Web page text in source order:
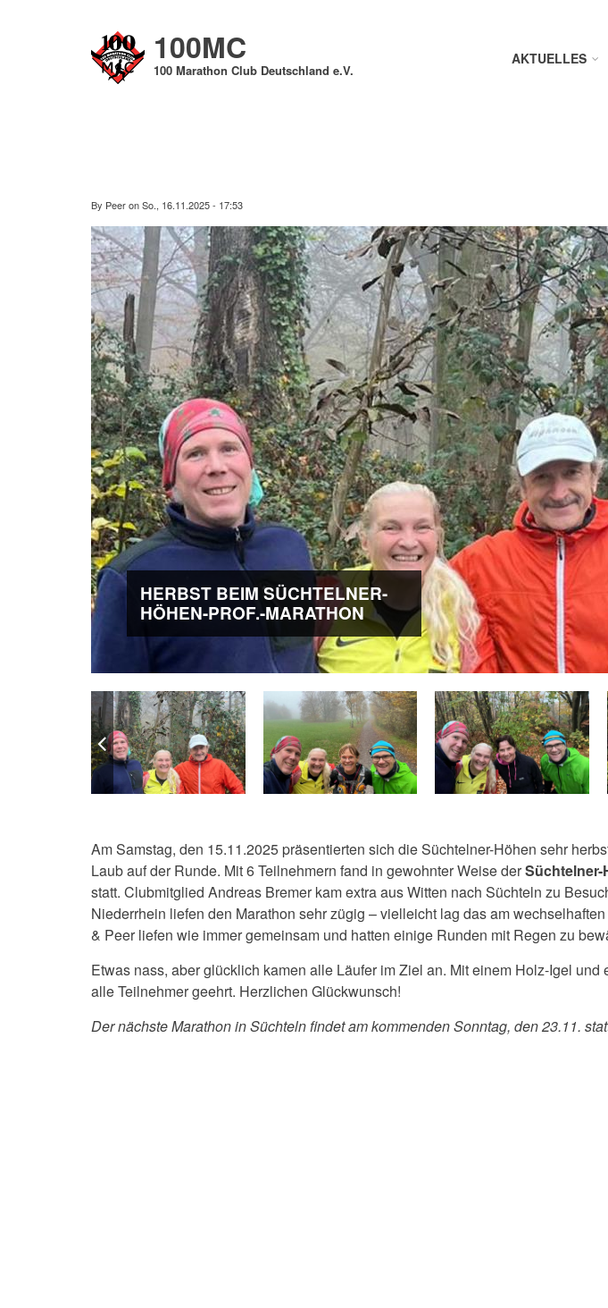
100MC
100 Marathon Club Deutschland e.V.
AKTUELLES
By PeeronSo., 16.11.2025 - 17:53
HERBST BEIM SÜCHTELNER-
HÖHEN-PROF.-MARATHON
Am Samstag, den 15.11.2025 präsentierten sich die Süchtelner-Höhen sehr
Laub auf der Runde. Mit 6 Teilnehmern fand in gewohnter Weise derSüchtelner-
statt. Clubmitglied Andreas Bremer kam extra aus Witten nach Süchteln zu
Niederrhein liefen den Marathon sehr zügig – vielleicht lag das am
& Peer liefen wie immer gemeinsam und hatten einige Runden mit Regen zu
Etwas nass, aber glücklich kamen alle Läufer im Ziel an. Mit einem Holz-Igel und
alle Teilnehmer geehrt. Herzlichen Glückwunsch!
Der nächste Marathon in Süchteln findet am kommenden Sonntag, den 23.11.